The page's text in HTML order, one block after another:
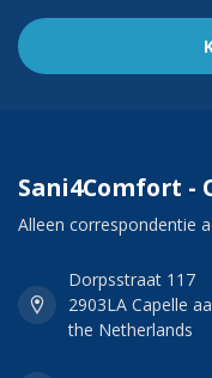
Sani4Comfort
Alleen correspondentie
Dorpsstraat 117
2903LA Capelle
the Netherlands